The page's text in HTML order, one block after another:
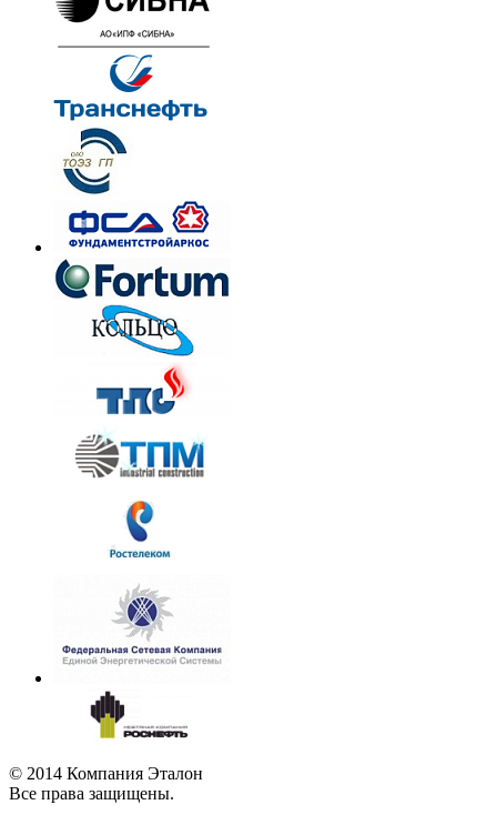
© 2014 Компания Эталон
Все права защищены.